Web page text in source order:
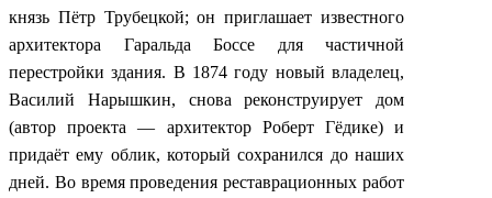
князь Пётр Трубецкой; он приглашает известного
архитектора Гаральда Боссе для частичной
перестройки здания. В 1874 году новый владелец,
Василий Нарышкин, снова реконструирует дом
(автор проекта — архитектор Роберт Гёдике) и
придаёт ему облик, который сохранился до наших
дней. Во время проведения реставрационных работ